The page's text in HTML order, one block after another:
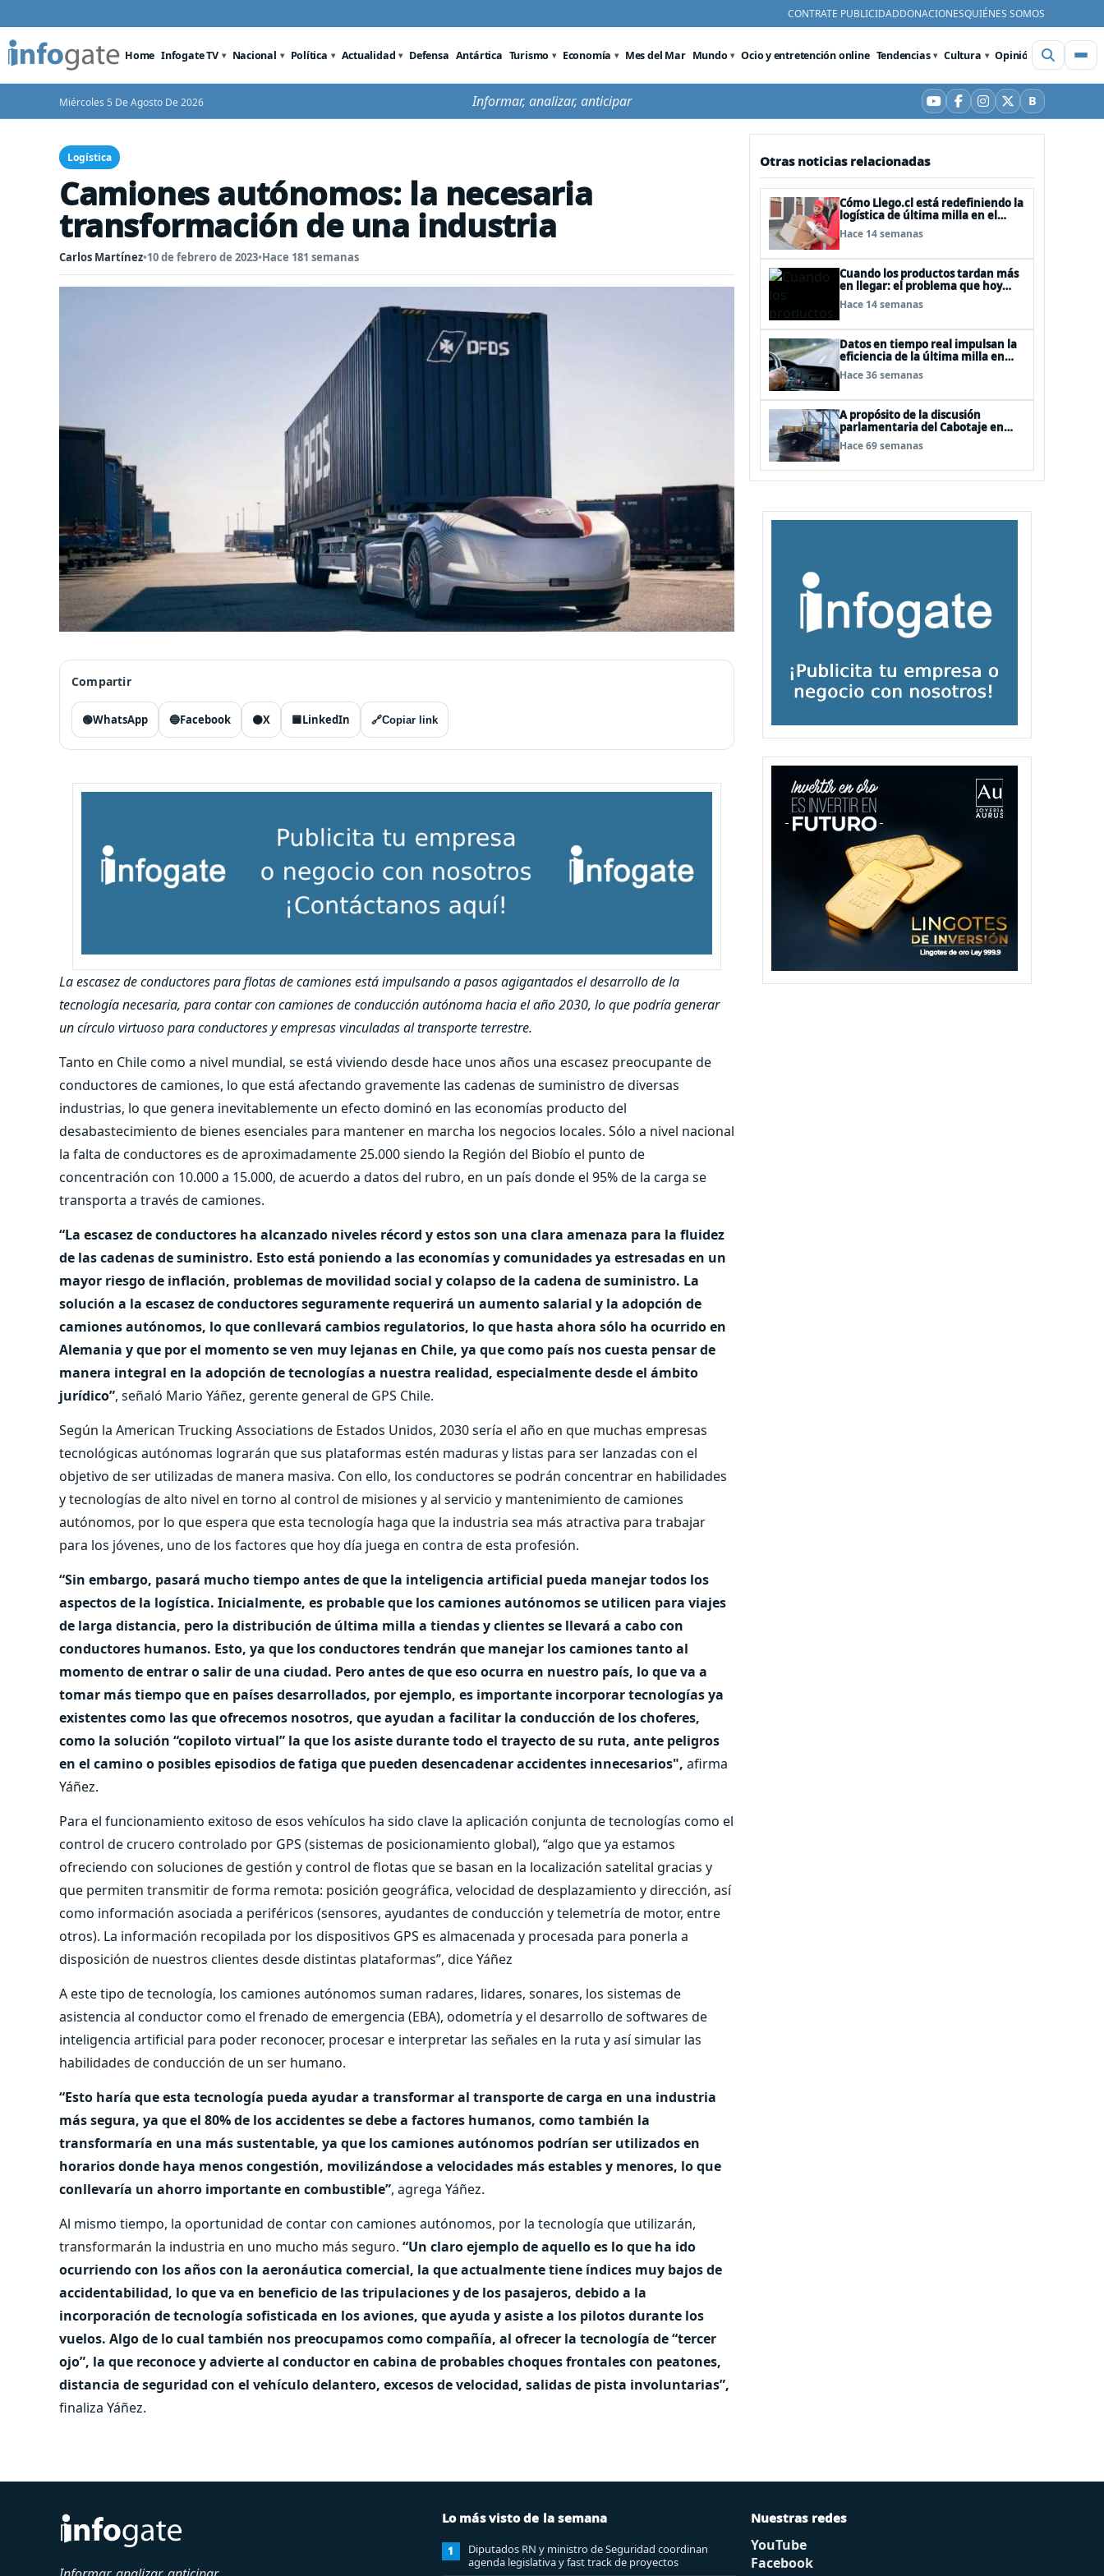
CONTRATE PUBLICIDADDONACIONESQUIÉNES SOMOS
Home Infogate TV Nacional Política Actualidad Defensa Antártica Turismo Economía Mes del Mar Mundo Ocio y entretención online Tendencias Cultura Opinión Videos
Miércoles 5 De Agosto De 2026 Informar, analizar, anticipar YouTube
Facebook
Instagram
X BBluesky
Logística
Camiones autónomos: la necesaria
transformación de una industria
Carlos Martínez•10 de febrero de 2023•Hace 181 semanas
Compartir
🟢WhatsApp 🔵Facebook ⚫X 🟦LinkedIn 🔗Copiar link
La escasez de conductores para flotas de camiones está impulsando a pasos agigantados el desarrollo de la
tecnología necesaria, para contar con camiones de conducción autónoma hacia el año 2030, lo que podría generar
un círculo virtuoso para conductores y empresas vinculadas al transporte terrestre.
Tanto en Chile como a nivel mundial, se está viviendo desde hace unos años una escasez preocupante de
conductores de camiones, lo que está afectando gravemente las cadenas de suministro de diversas
industrias, lo que genera inevitablemente un efecto dominó en las economías producto del
desabastecimiento de bienes esenciales para mantener en marcha los negocios locales. Sólo a nivel nacional
la falta de conductores es de aproximadamente 25.000 siendo la Región del Biobío el punto de
concentración con 10.000 a 15.000, de acuerdo a datos del rubro, en un país donde el 95% de la carga se
transporta a través de camiones.
“La escasez de conductores ha alcanzado niveles récord y estos son una clara amenaza para la fluidez
de las cadenas de suministro. Esto está poniendo a las economías y comunidades ya estresadas en un
mayor riesgo de inflación, problemas de movilidad social y colapso de la cadena de suministro. La
solución a la escasez de conductores seguramente requerirá un aumento salarial y la adopción de
camiones autónomos, lo que conllevará cambios regulatorios, lo que hasta ahora sólo ha ocurrido en
Alemania y que por el momento se ven muy lejanas en Chile, ya que como país nos cuesta pensar de
manera integral en la adopción de tecnologías a nuestra realidad, especialmente desde el ámbito
jurídico”, señaló Mario Yáñez, gerente general de GPS Chile.
Según la American Trucking Associations de Estados Unidos, 2030 sería el año en que muchas empresas
tecnológicas autónomas lograrán que sus plataformas estén maduras y listas para ser lanzadas con el
objetivo de ser utilizadas de manera masiva. Con ello, los conductores se podrán concentrar en habilidades
y tecnologías de alto nivel en torno al control de misiones y al servicio y mantenimiento de camiones
autónomos, por lo que espera que esta tecnología haga que la industria sea más atractiva para trabajar
para los jóvenes, uno de los factores que hoy día juega en contra de esta profesión.
“Sin embargo, pasará mucho tiempo antes de que la inteligencia artificial pueda manejar todos los
aspectos de la logística. Inicialmente, es probable que los camiones autónomos se utilicen para viajes
de larga distancia, pero la distribución de última milla a tiendas y clientes se llevará a cabo con
conductores humanos. Esto, ya que los conductores tendrán que manejar los camiones tanto al
momento de entrar o salir de una ciudad. Pero antes de que eso ocurra en nuestro país, lo que va a
tomar más tiempo que en países desarrollados, por ejemplo, es importante incorporar tecnologías ya
existentes como las que ofrecemos nosotros, que ayudan a facilitar la conducción de los choferes,
como la solución “copiloto virtual” la que los asiste durante todo el trayecto de su ruta, ante peligros
en el camino o posibles episodios de fatiga que pueden desencadenar accidentes innecesarios", afirma
Yáñez.
Para el funcionamiento exitoso de esos vehículos ha sido clave la aplicación conjunta de tecnologías como el
control de crucero controlado por GPS (sistemas de posicionamiento global), “algo que ya estamos
ofreciendo con soluciones de gestión y control de flotas que se basan en la localización satelital gracias y
que permiten transmitir de forma remota: posición geográfica, velocidad de desplazamiento y dirección, así
como información asociada a periféricos (sensores, ayudantes de conducción y telemetría de motor, entre
otros). La información recopilada por los dispositivos GPS es almacenada y procesada para ponerla a
disposición de nuestros clientes desde distintas plataformas”, dice Yáñez
A este tipo de tecnología, los camiones autónomos suman radares, lidares, sonares, los sistemas de
asistencia al conductor como el frenado de emergencia (EBA), odometría y el desarrollo de softwares de
inteligencia artificial para poder reconocer, procesar e interpretar las señales en la ruta y así simular las
habilidades de conducción de un ser humano.
“Esto haría que esta tecnología pueda ayudar a transformar al transporte de carga en una industria
más segura, ya que el 80% de los accidentes se debe a factores humanos, como también la
transformaría en una más sustentable, ya que los camiones autónomos podrían ser utilizados en
horarios donde haya menos congestión, movilizándose a velocidades más estables y menores, lo que
conllevaría un ahorro importante en combustible”, agrega Yáñez.
Al mismo tiempo, la oportunidad de contar con camiones autónomos, por la tecnología que utilizarán,
transformarán la industria en uno mucho más seguro. “Un claro ejemplo de aquello es lo que ha ido
ocurriendo con los años con la aeronáutica comercial, la que actualmente tiene índices muy bajos de
accidentabilidad, lo que va en beneficio de las tripulaciones y de los pasajeros, debido a la
incorporación de tecnología sofisticada en los aviones, que ayuda y asiste a los pilotos durante los
vuelos. Algo de lo cual también nos preocupamos como compañía, al ofrecer la tecnología de “tercer
ojo”, la que reconoce y advierte al conductor en cabina de probables choques frontales con peatones,
distancia de seguridad con el vehículo delantero, excesos de velocidad, salidas de pista involuntarias”,
finaliza Yáñez.
Otras noticias relacionadas
Cómo Llego.cl está redefiniendo la
logística de última milla en el
comercio online chileno
Hace 14 semanas
Cuando los productos tardan más
en llegar: el problema que hoy
enfrentan empresas y
consumidores
Hace 14 semanas
Datos en tiempo real impulsan la
eficiencia de la última milla en
Black Friday
Hace 36 semanas
A propósito de la discusión
parlamentaria del Cabotaje en
Chile
Hace 69 semanas
Lo más visto de la semana
1
Diputados RN y ministro de Seguridad coordinan
agenda legislativa y fast track de proyectos
Nuestras redes
YouTube
Facebook